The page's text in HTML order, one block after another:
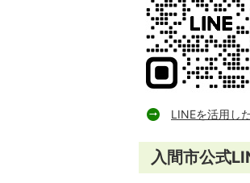
LINEを活用し
入間市公式